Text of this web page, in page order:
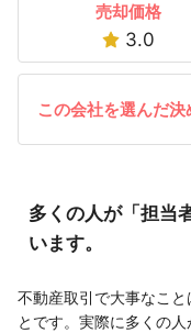
売却価格
3.0
この会社を選んだ決
多くの人が「担当
います。
不動産取引で大事なこ
とです。実際に多くの